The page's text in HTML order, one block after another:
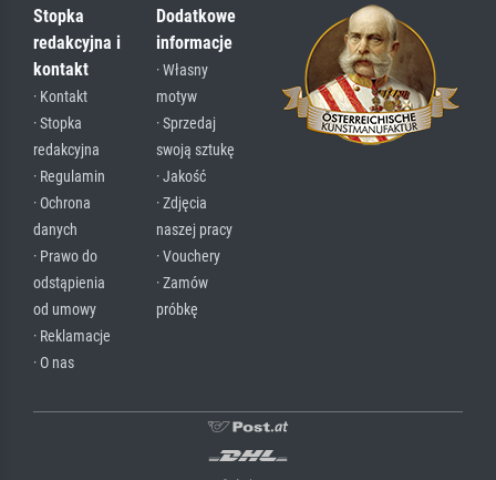
Stopka
redakcyjna i
kontakt
· Kontakt
· Stopka
redakcyjna
· Regulamin
· Ochrona
danych
· Prawo do
odstąpienia
od umowy
· Reklamacje
· O nas
Dodatkowe
informacje
· Własny
motyw
· Sprzedaj
swoją sztukę
· Jakość
· Zdjęcia
naszej pracy
· Vouchery
· Zamów
próbkę